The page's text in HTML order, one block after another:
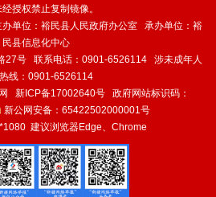
授权禁止复制镜像。
单位：裕民县人民政府办公室 承办单位：裕
民县信息化中心
27号 联系电话：0901-6526114 涉未成年人
线：0901-6526114
新ICP备17002640号 政府网站标识码：
新公网安备： 65422502000001号
建议浏览器Edge、Chrome